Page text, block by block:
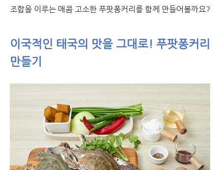
조합을 이루는 매콤 고소한 푸팟퐁커리를 함께 만들어볼까요?
이국적인 태국의 맛을 그대로! 푸팟퐁커리
만들기